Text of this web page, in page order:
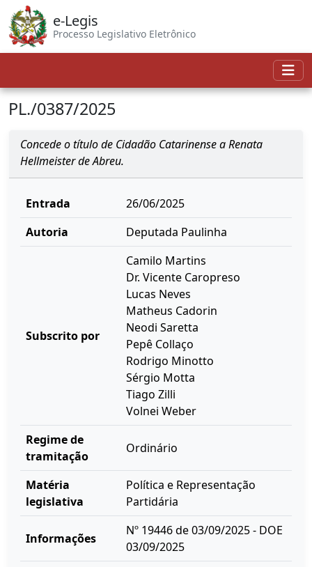
e-Legis
Processo Legislativo Eletrônico
PL./0387/2025
Concede o título de Cidadão Catarinense a Renata
Hellmeister de Abreu.
Entrada
26/06/2025
Autoria
Deputada Paulinha
Subscrito por
Camilo Martins
Dr. Vicente Caropreso
Lucas Neves
Matheus Cadorin
Neodi Saretta
Pepê Collaço
Rodrigo Minotto
Sérgio Motta
Tiago Zilli
Volnei Weber
Regime de
tramitação
Ordinário
Matéria
legislativa
Política e Representação
Partidária
Informações
Nº 19446 de 03/09/2025 - DOE
03/09/2025